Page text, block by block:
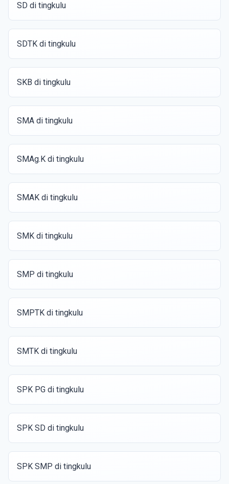
SD di tingkulu
SDTK di tingkulu
SKB di tingkulu
SMA di tingkulu
SMAg.K di tingkulu
SMAK di tingkulu
SMK di tingkulu
SMP di tingkulu
SMPTK di tingkulu
SMTK di tingkulu
SPK PG di tingkulu
SPK SD di tingkulu
SPK SMP di tingkulu